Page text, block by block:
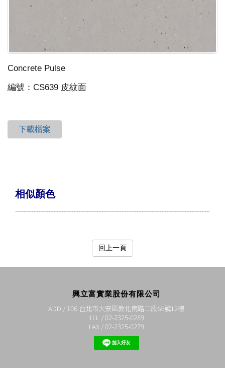
Concrete Pulse
編號：CS639 皮紋面
下載檔案
相似顏色
回上一頁
興立富實業股份有限公司
ADD / 106 台北市大安區敦化南路二段65號12樓
TEL / 02-2325-0289
FAX / 02-2325-0279